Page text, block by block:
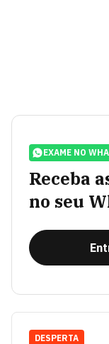
EXAME NO
Receba
no seu
DESPERTA